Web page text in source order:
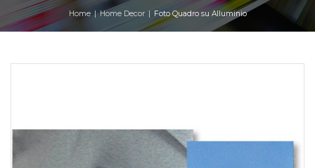
Home Home Decor Foto Quadro su Alluminio